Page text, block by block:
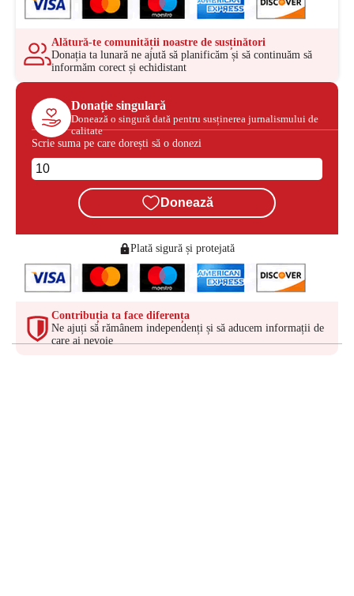
Alătură-te comunității noastre de susținători
Donația ta lunară ne ajută să planificăm și să continuăm să
informăm corect și echidistant
Donație singulară
Donează o singură dată pentru susținerea jurnalismului de
calitate
Scrie suma pe care dorești să o donezi
Donează
Plată sigură și protejată
Contribuția ta face diferența
Ne ajuți să rămânem independenți și să aducem informații de
care ai nevoie